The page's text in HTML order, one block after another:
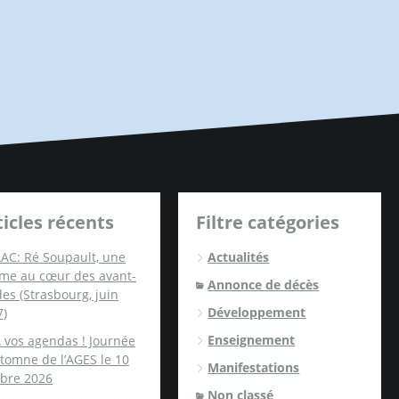
récents
Ré Soupault, une
au cœur des avant-
(Strasbourg, juin
vos agendas ! Journée
de l’AGES le 10
2026
Filtre catégories
Actualités
Annonce de décès
Développement
Enseignement
Manifestations
Non classé